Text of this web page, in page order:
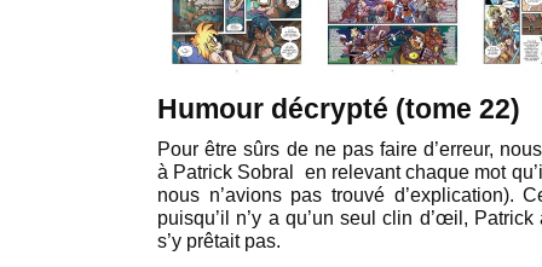
Humour décrypté (tome 22)
Pour être sûrs de ne pas faire d’erreur,
à Patrick Sobral en relevant chaque mot
nous n’avions pas trouvé d’explication).
puisqu’il n’y a qu’un seul clin d’œil,
s’y prêtait pas.